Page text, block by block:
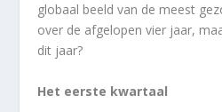
globaal beeld van de meest
over de afgelopen vier jaar,
dit jaar?
Het eerste kwartaal